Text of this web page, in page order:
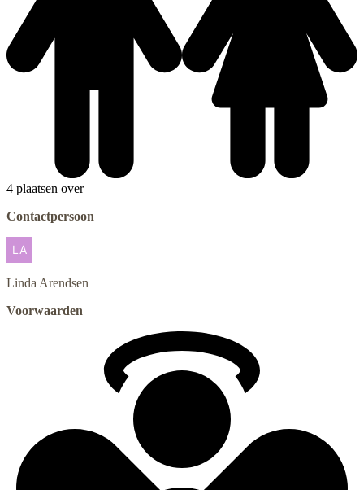
4 plaatsen over
Contactpersoon
Linda Arendsen
Voorwaarden